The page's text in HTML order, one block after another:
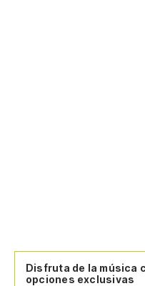
Disfruta de la música
opciones exclusivas